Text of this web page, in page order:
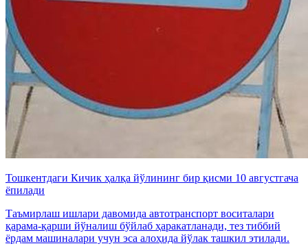
Тошкентдаги Кичик ҳалқа йўлининг бир қисми 10 августгача
ёпилади
Таъмирлаш ишлари давомида автотранспорт воситалари
қарама-қарши йўналиш бўйлаб ҳаракатланади, тез тиббий
ёрдам машиналари учун эса алоҳида йўлак ташкил этилади.